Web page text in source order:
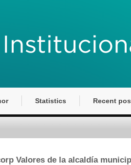
Statistics Recent
Valores de la alcaldía